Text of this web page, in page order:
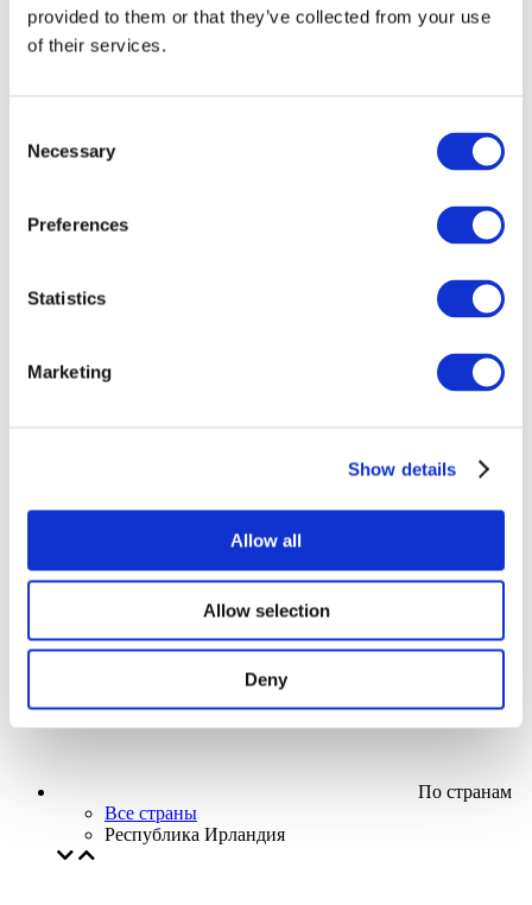
provided to them or that they’ve collected from your use
of their services.
Selection
Necessary
Preferences
Statistics
Marketing
Show details
Allow all
Allow selection
Deny
Творческий вечер
Наше спецпредложение
Применить
По странам
Все страны
Республика Ирландия